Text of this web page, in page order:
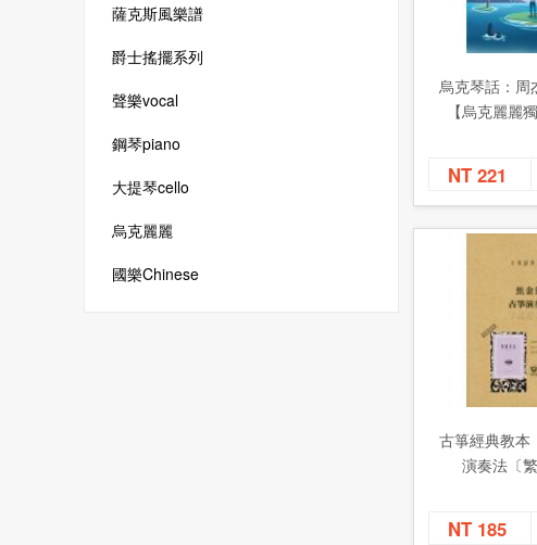
薩克斯風樂譜
爵士搖擺系列
聲樂vocal
鋼琴piano
大提琴cello
烏克麗麗
國樂Chinese
烏克琴話：周
【烏克麗麗
NT 221
古箏經典教本
演奏法〔
NT 185